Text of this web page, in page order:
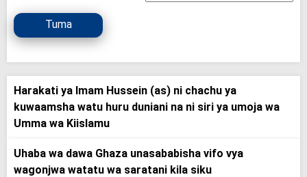
Tuma
Harakati ya Imam Hussein (as) ni chachu ya
kuwaamsha watu huru duniani na ni siri ya umoja wa
Umma wa Kiislamu
Uhaba wa dawa Ghaza unasababisha vifo vya
wagonjwa watatu wa saratani kila siku